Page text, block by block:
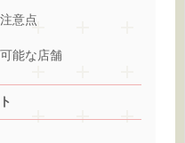
意点
能な店舗